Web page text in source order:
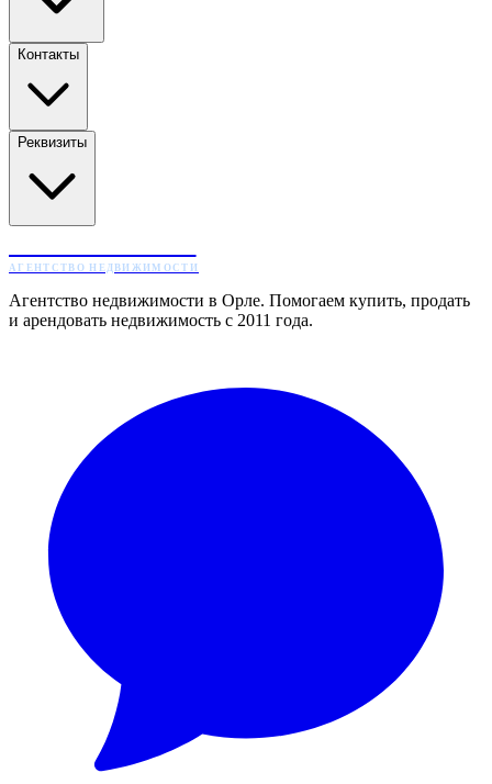
Контакты
Реквизиты
АГЕНТСТВО НЕДВИЖИМОСТИ
Агентство недвижимости в Орле. Помогаем купить, продать
и арендовать недвижимость с 2011 года.